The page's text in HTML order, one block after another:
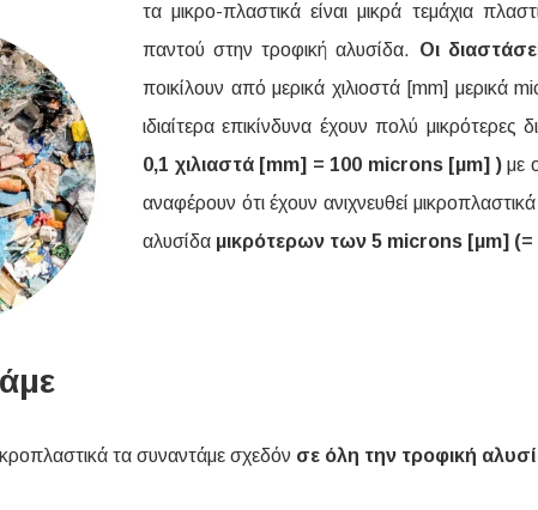
τα μικρο-πλαστικά είναι μικρά τεμάχια
παντού στην τροφική αλυσίδα. Οι
ποικίλουν από μερικά χιλιοστά [mm] μερικά
ιδιαίτερα επικίνδυνα έχουν πολύ μικρότερες
0,1 χιλιαστά [mm] = 100 microns [μm] )με
αναφέρουν ότι έχουν ανιχνευθεί
αλυσίδα μικρότερων των 5 microns [μm] (=
τα συναντάμε σχεδόν σε όλη την τροφική